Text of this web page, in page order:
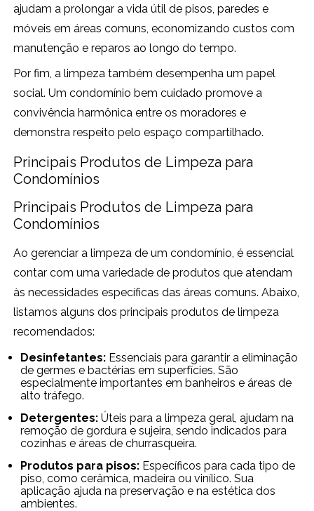
ajudam a prolongar a vida útil de pisos, paredes e
móveis em áreas comuns, economizando custos com
manutenção e reparos ao longo do tempo.
Por fim, a limpeza também desempenha um papel
social. Um condomínio bem cuidado promove a
convivência harmônica entre os moradores e
demonstra respeito pelo espaço compartilhado.
Principais Produtos de Limpeza para
Condomínios
Principais Produtos de Limpeza para
Condomínios
Ao gerenciar a limpeza de um condomínio, é essencial
contar com uma variedade de produtos que atendam
às necessidades específicas das áreas comuns. Abaixo,
listamos alguns dos principais produtos de limpeza
recomendados:
Desinfetantes: Essenciais para garantir a eliminação
de germes e bactérias em superfícies. São
especialmente importantes em banheiros e áreas de
alto tráfego.
Detergentes: Úteis para a limpeza geral, ajudam na
remoção de gordura e sujeira, sendo indicados para
cozinhas e áreas de churrasqueira.
Produtos para pisos: Específicos para cada tipo de
piso, como cerâmica, madeira ou vinílico. Sua
aplicação ajuda na preservação e na estética dos
ambientes.